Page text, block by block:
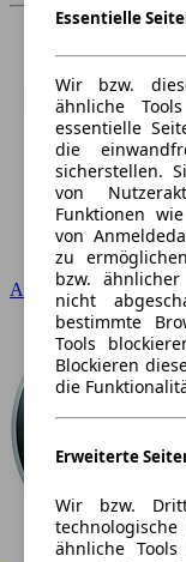
Audi
Essentielle
Wir bzw.
ähnliche
essentielle
die
sicherstellen.
von
Funktionen
von
zu
bzw.
nicht
bestimmte
Tools
Blockieren
die
Erweiterte
Wir bzw.
ähnliche